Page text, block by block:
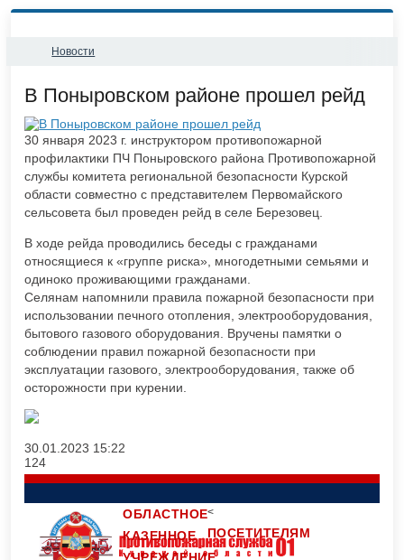
Новости
​В Поныровском районе прошел рейд
30 января 2023 г. инструктором противопожарной
профилактики ПЧ Поныровского района Противопожарной
службы комитета региональной безопасности Курской
области совместно с представителем Первомайского
сельсовета был проведен рейд в селе Березовец.
В ходе рейда проводились беседы с гражданами
относящиеся к «группе риска», многодетными семьями и
одиноко проживающими гражданами.
Селянам напомнили правила пожарной безопасности при
использовании печного отопления, электрооборудования,
бытового газового оборудования. Вручены памятки о
соблюдении правил пожарной безопасности при
эксплуатации газового, электрооборудования, также об
осторожности при курении.
30.01.2023 15:22
124
ОБЛАСТНОЕ
КАЗЕННОЕ
<
ПОСЕТИТЕЛЯМ